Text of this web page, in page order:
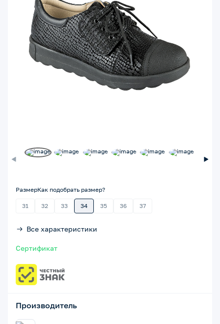
РазмерКак подобрать размер?
31 32 33 34 35 36 37
Все характеристики
Сертификат
Производитель